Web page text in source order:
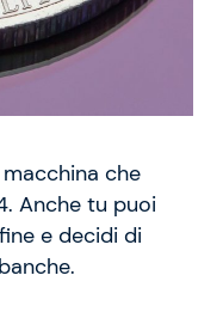
che
Anche tu puoi
e decidi di